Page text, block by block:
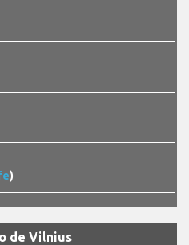
)
de Vilnius